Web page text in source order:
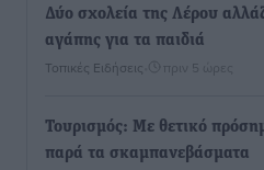
Δύο σχολεία της Λέρου
αγάπης για τα παιδιά
Τοπικές Ειδήσεις πριν 5 ώρες
Τουρισμός: Με θετικό
παρά τα σκαμπανεβάσματα